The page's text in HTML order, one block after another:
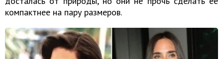
компактнее на пару размеров.